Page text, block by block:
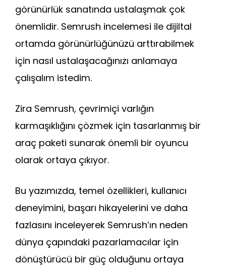
b
o
o
k
A
p
p
dI
n
a
m
st t
görünürlük sanatında ustalaşmak çok
önemlidir. Semrush incelemesi ile dijiltal
ortamda görünürlüğünüzü arttırabilmek
için nasıl ustalaşacağınızı anlamaya
çalışalım istedim.
Zira Semrush, çevrimiçi varlığın
karmaşıklığını çözmek için tasarlanmış bir
araç paketi sunarak önemli bir oyuncu
olarak ortaya çıkıyor.
Bu yazımızda, temel özellikleri, kullanıcı
deneyimini, başarı hikayelerini ve daha
fazlasını inceleyerek Semrush’ın neden
dünya çapındaki pazarlamacılar için
dönüştürücü bir güç olduğunu ortaya